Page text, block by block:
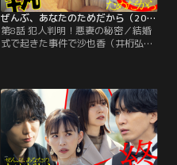
ぜんぶ、あなたのためだから（2026/02/28放送分）第08話
第8話 犯人判明！悪妻の秘密／結婚
式で起きた事件で沙也香（井桁弘
犯人捜しは終結。夫婦は幸せで平穏
な生活を取り戻した…はずだった。
一方桜庭（七五三掛龍也）は、ネコ
仲間の米村（ふせえり）から沙也香
の過去について信じられない真実を
聞かされてしまう。